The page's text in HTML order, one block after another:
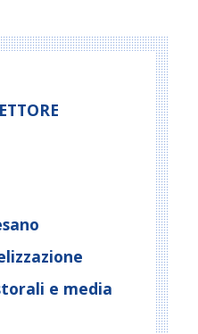
e media